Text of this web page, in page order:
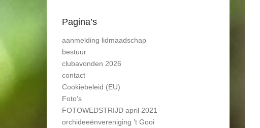
Pagina’s
aanmelding lidmaadschap
bestuur
clubavonden 2026
contact
Cookiebeleid (EU)
Foto’s
FOTOWEDSTRIJD april 2021
orchideeënvereniging ’t Gooi